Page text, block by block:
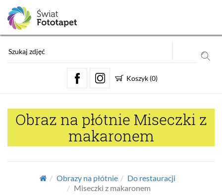
Koszyk (0)
Obraz na płótnie Miseczki z
makaronem
Obrazy na płótnie
Do restauracji
Miseczki z makaronem